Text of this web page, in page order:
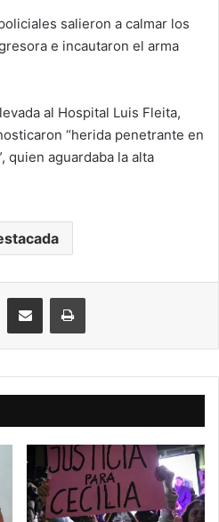
salieron a calmar los
e incautaron el arma
al Hospital Luis Fleita,
“herida penetrante en
quien aguardaba la alta
TelegramCompartir vía correo electrónicoImprimir